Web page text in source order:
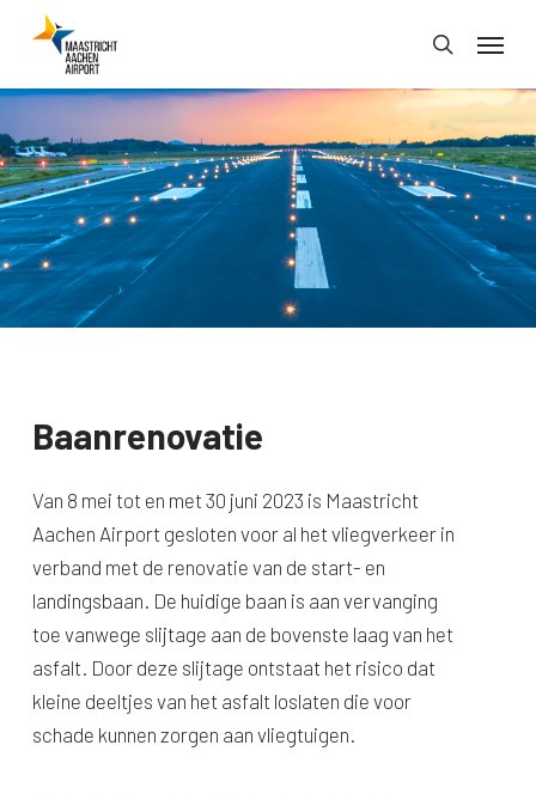
main
search
Menu
Baanrenovatie
Van 8 mei tot en met 30 juni 2023 is Maastricht
Aachen Airport gesloten voor al het vliegverkeer in
verband met de renovatie van de start- en
landingsbaan. De huidige baan is aan vervanging
toe vanwege slijtage aan de bovenste laag van het
asfalt. Door deze slijtage ontstaat het risico dat
kleine deeltjes van het asfalt loslaten die voor
schade kunnen zorgen aan vliegtuigen.